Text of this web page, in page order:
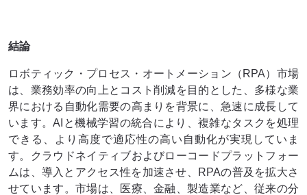
結論
ロボティック・プロセス・オートメーション（RPA）市場
は、業務効率の向上とコスト削減を目的とした、多様な業
界における自動化需要の高まりを背景に、急速に成長して
います。AIと機械学習の統合により、複雑なタスクを処理
できる、より高度で適応性の高い自動化が実現していま
す。クラウドネイティブおよびローコードプラットフォー
ムは、導入とアクセス性を加速させ、RPAの普及を拡大さ
せています。市場は、医療、金融、製造業など、従来の分